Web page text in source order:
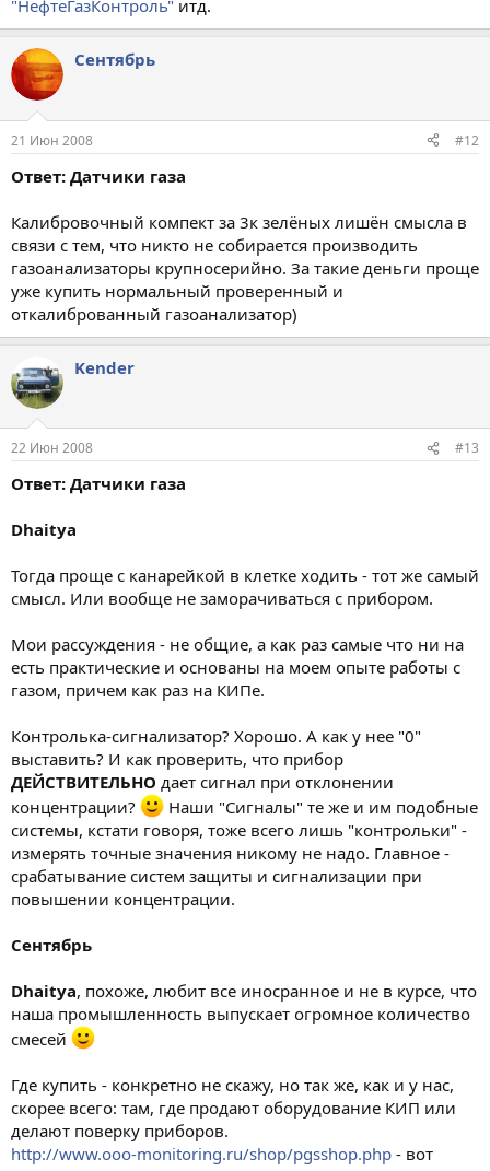
"НефтеГазКонтроль" итд.
Сентябрь
21 Июн 2008 #12
Ответ: Датчики газа
Калибровочный компект за 3к зелёных лишён смысла в
связи с тем, что никто не собирается производить
газоанализаторы крупносерийно. За такие деньги проще
уже купить нормальный проверенный и
откалиброванный газоанализатор)
Kender
22 Июн 2008 #13
Ответ: Датчики газа
Dhaitya
Тогда проще с канарейкой в клетке ходить - тот же самый
смысл. Или вообще не заморачиваться с прибором.
Мои рассуждения - не общие, а как раз самые что ни на
есть практические и основаны на моем опыте работы с
газом, причем как раз на КИПе.
Контролька-сигнализатор? Хорошо. А как у нее "0"
выставить? И как проверить, что прибор
ДЕЙСТВИТЕЛЬНО дает сигнал при отклонении
концентрации?
Наши "Сигналы" те же и им подобные
системы, кстати говоря, тоже всего лишь "контрольки" -
измерять точные значения никому не надо. Главное -
срабатывание систем защиты и сигнализации при
повышении концентрации.
Сентябрь
Dhaitya, похоже, любит все иносранное и не в курсе, что
наша промышленность выпускает огромное количество
смесей
Где купить - конкретно не скажу, но так же, как и у нас,
скорее всего: там, где продают оборудование КИП или
делают поверку приборов.
http://www.ooo-monitoring.ru/shop/pgsshop.php - вот